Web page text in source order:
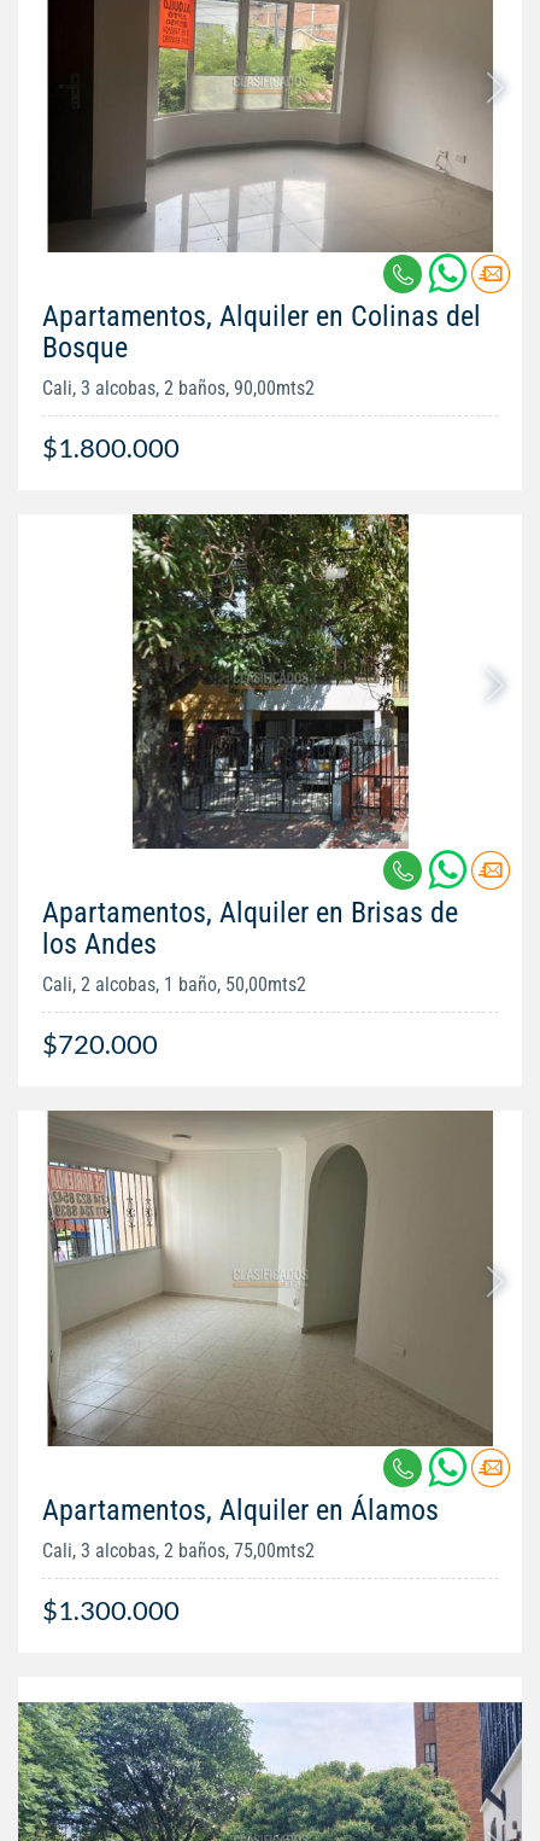
Apartamentos, Alquiler en Colinas del
Bosque
Cali, 3 alcobas, 2 baños, 90,00mts2
$1.800.000
Apartamentos, Alquiler en Brisas de
los Andes
Cali, 2 alcobas, 1 baño, 50,00mts2
$720.000
Apartamentos, Alquiler en Álamos
Cali, 3 alcobas, 2 baños, 75,00mts2
$1.300.000